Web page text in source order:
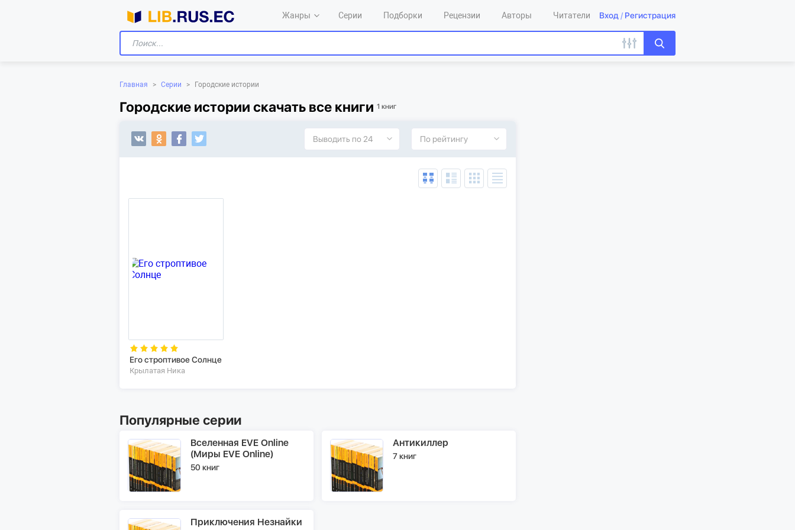
Жанры Серии Подборки Рецензии Авторы Читатели Вход / Регистрация
Главная > Серии > Городские истории
Городские истории скачать все книги 1 книг
Выводить по 24 По рейтингу
Его строптивое Солнце
Крылатая Ника
Популярные серии
Вселенная EVE Online
(Миры EVE Online)
50 книг
Антикиллер
7 книг
Приключения Незнайки